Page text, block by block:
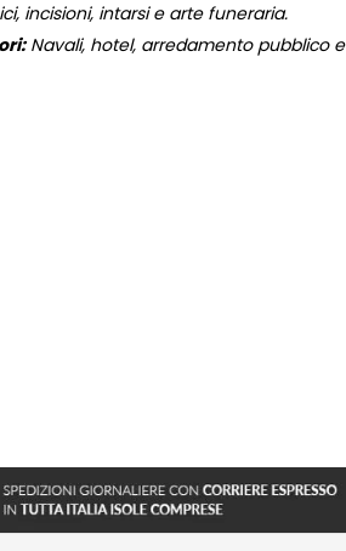
incisioni, intarsi e arte funeraria.
Navali, hotel, arredamento pubblico